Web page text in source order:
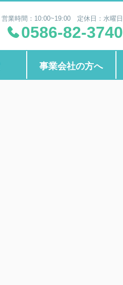
営業時間：10:00~19:00 定休日：水曜日
0586-82-3740
事業会社の方へ